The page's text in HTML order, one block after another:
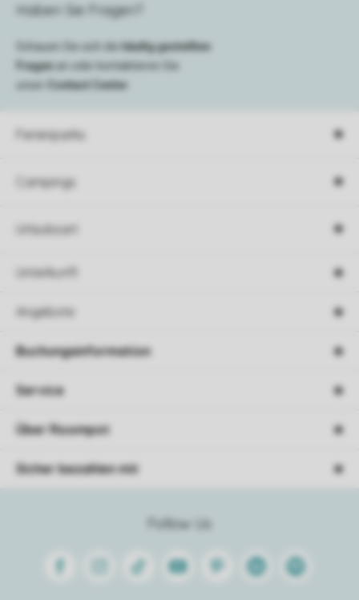
Ferienparks
Campings
Urlaubsart
Unterkunft
Angebote
Haben Sie Fragen?
Schauen Sie sich die
häufig gestellten
Fragen an oder kontaktieren Sie
unser
Contact Center
Follow Us
FacebookInstagram
Tiktok Youtube PinterestLinkedinSpotify
Buchungsinformation
Service
Über Roompot
Sicher bezahlen mit